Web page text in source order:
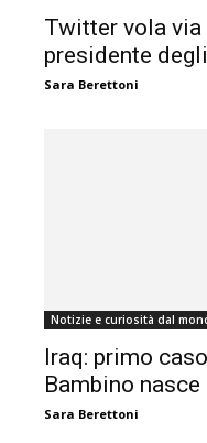
Twitter vola via
presidente
Sara Berettoni
Notizie e curiosità dal
Iraq: primo
Bambino nasce
Sara Berettoni